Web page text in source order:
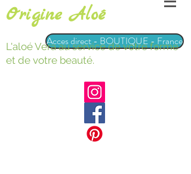
Acces direct - BOUTIQUE - France
Origine Aloé
L'aloé Vera au service de votre forme
et de votre beauté.